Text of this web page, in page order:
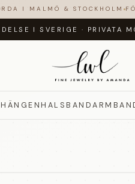
I MALMÖ & STOCKHOLM
I SVERIGE · PRIVATA
HALSBAND